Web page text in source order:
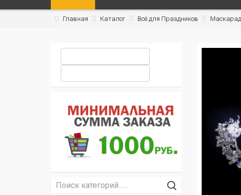
Главная Каталог Всё для Праздников